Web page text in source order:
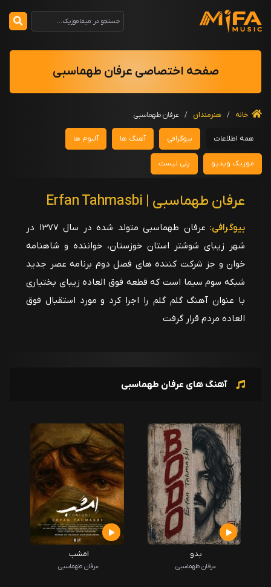
صفحه اختصاصی عرفان طهماسبی
خانه / هنرمندان / عرفان طهماسبی
همه اطلاعات بیوگرافی آهنگ ها آلبوم ها
موزیک ویدیو پلی لیست
عرفان طهماسبی | Erfan Tahmasbi
بیوگرافی:
عرفان طهماسبی متولد شده در سال ۱۳۷۷ در
شهر زیبای شوشتر استان خوزستان، خواننده و شاهنامه
خوان و جز شرکت کننده های فصل دوم برنامه عصر جدید
شبکه سوم سیما است که قطعه فوق العاده زیبای بختیاری
با عنوان آهنگ گلم گلم را اجرا کرد و مورد استقبال فوق
العاده مردم قرار گرفت
آهنگ های عرفان طهماسبی
بدو
عرفان طهماسبی
امشب
عرفان طهماسبی